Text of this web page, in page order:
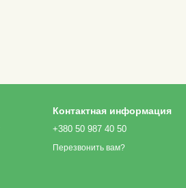
Контактная информация
+380 50 987 40 50
Перезвонить вам?